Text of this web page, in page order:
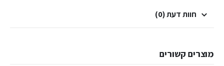
חוות דעת (0)
מוצרים קשורים